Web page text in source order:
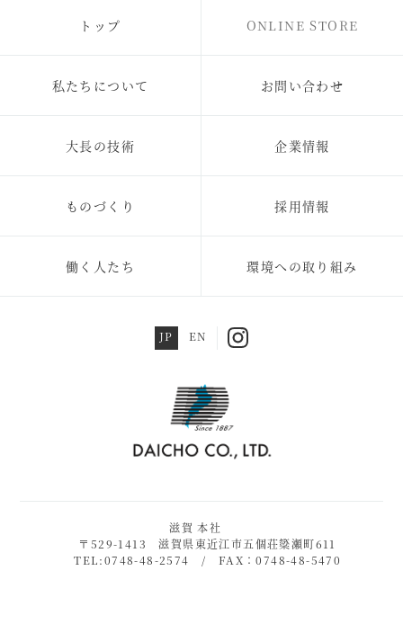
トップ
私たちについて
大長の技術
ものづくり
働く人たち
ONLINE STORE
お問い合わせ
企業情報
採用情報
環境への取り組み
JP EN
滋賀 本社
〒529-1413 滋賀県東近江市五個荘簗瀬町611
TEL:0748-48-2574 / FAX：0748-48-5470